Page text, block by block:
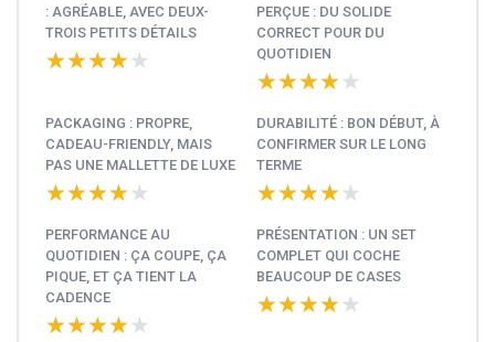
: AGRÉABLE, AVEC DEUX-
TROIS PETITS DÉTAILS
★★★★★
★★★★★
PERÇUE : DU SOLIDE
CORRECT POUR DU
QUOTIDIEN
★★★★★
★★★★★
PACKAGING : PROPRE,
CADEAU-FRIENDLY, MAIS
PAS UNE MALLETTE DE LUXE
★★★★★
★★★★★
DURABILITÉ : BON DÉBUT, À
CONFIRMER SUR LE LONG
TERME
★★★★★
★★★★★
PERFORMANCE AU
QUOTIDIEN : ÇA COUPE, ÇA
PIQUE, ET ÇA TIENT LA
CADENCE
★★★★★
★★★★★
PRÉSENTATION : UN SET
COMPLET QUI COCHE
BEAUCOUP DE CASES
★★★★★
★★★★★